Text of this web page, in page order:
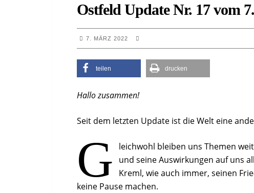
Ostfeld Update Nr. 17 vom
7. MÄRZ 2022
teilen drucken
Hallo zusammen!
Seit dem letzten Update ist die Welt eine
G
leichwohl bleiben uns Themen
und seine Auswirkungen auf uns
Kreml, wie auch immer, seinen
keine Pause machen.